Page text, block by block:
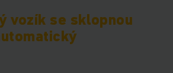
vozík se sklopnou